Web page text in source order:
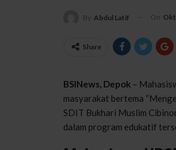
By Abdul Latif On
Share
BSINews, Depok –
masyarakat bertema “
SDIT Bukhari Muslim
dalam program edukatif